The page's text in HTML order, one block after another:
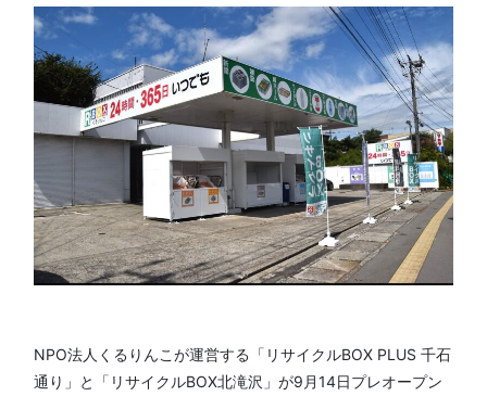
NPO法人くるりんこが運営する「リサイクルBOX PLUS 千石
通り」と「リサイクルBOX北滝沢」が9月14日プレオープン